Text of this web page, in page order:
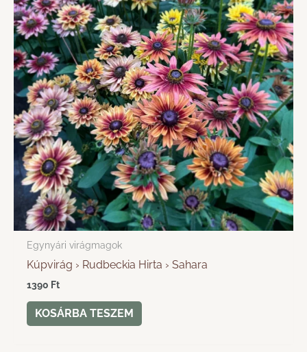
Egynyári virágmagok
Kúpvirág › Rudbeckia Hirta › Sahara
1390 Ft
KOSÁRBA TESZEM